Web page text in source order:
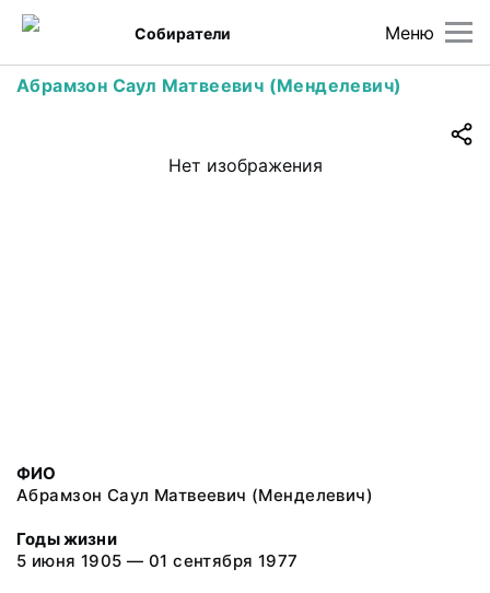
Меню
Собиратели
Абрамзон Саул Матвеевич (Менделевич)
Нет изображения
ФИО
Абрамзон Саул Матвеевич (Менделевич)
Годы жизни
5 июня 1905 — 01 сентября 1977